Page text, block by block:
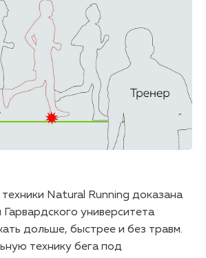
Natural Running доказана
университета
дольше, быстрее и без травм.
технику бега под